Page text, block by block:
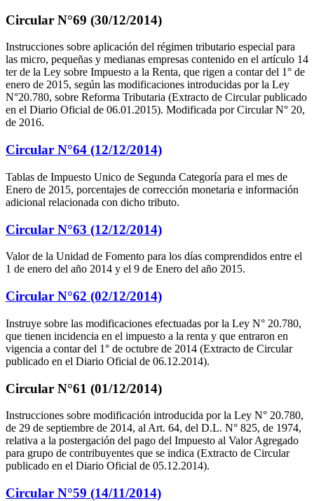
Circular N°69 (30/12/2014)
Instrucciones sobre aplicación del régimen tributario especial para
las micro, pequeñas y medianas empresas contenido en el artículo 14
ter de la Ley sobre Impuesto a la Renta, que rigen a contar del 1° de
enero de 2015, según las modificaciones introducidas por la Ley
N°20.780, sobre Reforma Tributaria (Extracto de Circular publicado
en el Diario Oficial de 06.01.2015). Modificada por Circular N° 20,
de 2016.
Circular N°64 (12/12/2014)
Tablas de Impuesto Unico de Segunda Categoría para el mes de
Enero de 2015, porcentajes de corrección monetaria e información
adicional relacionada con dicho tributo.
Circular N°63 (12/12/2014)
Valor de la Unidad de Fomento para los días comprendidos entre el
1 de enero del año 2014 y el 9 de Enero del año 2015.
Circular N°62 (02/12/2014)
Instruye sobre las modificaciones efectuadas por la Ley N° 20.780,
que tienen incidencia en el impuesto a la renta y que entraron en
vigencia a contar del 1° de octubre de 2014 (Extracto de Circular
publicado en el Diario Oficial de 06.12.2014).
Circular N°61 (01/12/2014)
Instrucciones sobre modificación introducida por la Ley N° 20.780,
de 29 de septiembre de 2014, al Art. 64, del D.L. N° 825, de 1974,
relativa a la postergación del pago del Impuesto al Valor Agregado
para grupo de contribuyentes que se indica (Extracto de Circular
publicado en el Diario Oficial de 05.12.2014).
Circular N°59 (14/11/2014)